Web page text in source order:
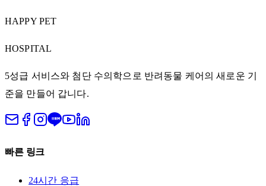
HAPPY PET
HOSPITAL
5성급 서비스와 첨단 수의학으로 반려동물 케어의 새로운 기
준을 만들어 갑니다.
빠른 링크
24시간 응급